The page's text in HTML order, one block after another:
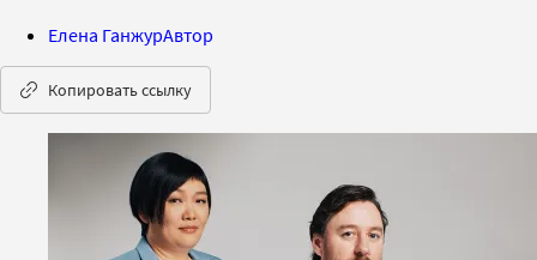
Елена ГанжурАвтор
Копировать ссылку